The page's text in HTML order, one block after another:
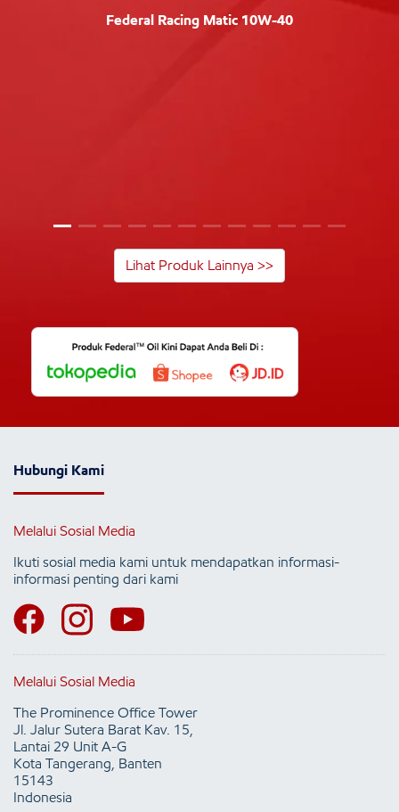
Federal Racing Matic 10W-40
Lihat Produk Lainnya >>
Hubungi Kami
Melalui Sosial Media
Ikuti sosial media kami untuk mendapatkan informasi-
informasi penting dari kami
Melalui Sosial Media
The Prominence Office Tower
Jl. Jalur Sutera Barat Kav. 15,
Lantai 29 Unit A-G
Kota Tangerang, Banten
15143
Indonesia